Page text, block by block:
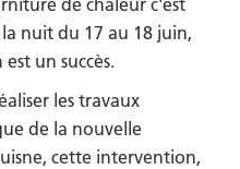
nuit du 17 au 18 juin,
un succès.
les travaux
de la nouvelle
cette intervention,